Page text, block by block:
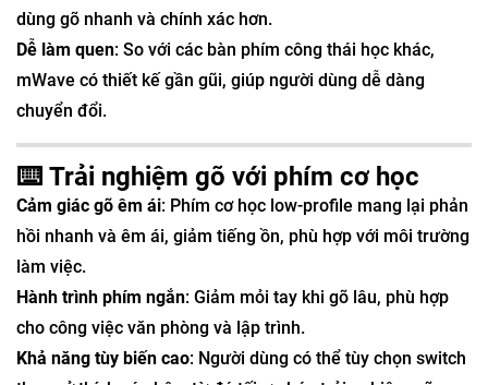
dùng gõ nhanh và chính xác hơn.
Dễ làm quen: So với các bàn phím công thái học khác,
mWave có thiết kế gần gũi, giúp người dùng dễ dàng
chuyển đổi.
⌨️ Trải nghiệm gõ với phím cơ học
Cảm giác gõ êm ái: Phím cơ học low-profile mang lại phản
hồi nhanh và êm ái, giảm tiếng ồn, phù hợp với môi trường
làm việc.
Hành trình phím ngắn: Giảm mỏi tay khi gõ lâu, phù hợp
cho công việc văn phòng và lập trình.
Khả năng tùy biến cao: Người dùng có thể tùy chọn switch